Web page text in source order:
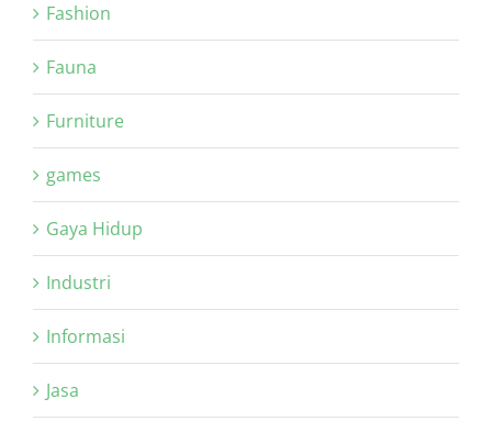
Fashion
Fauna
Furniture
games
Gaya Hidup
Industri
Informasi
Jasa